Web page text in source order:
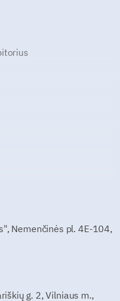
Nemenčinės pl. 4E-104,
g. 2, Vilniaus m.,